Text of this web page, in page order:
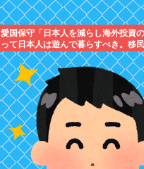
愛国保守「日本人を減らし海外投資
って日本人は遊んで暮らすべき。移民